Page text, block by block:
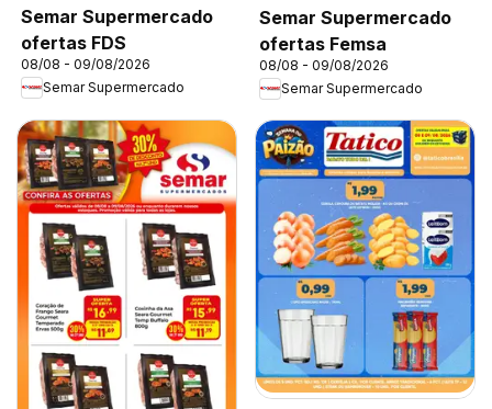
Semar Supermercado
ofertas FDS
08/08 - 09/08/2026
Semar Supermercado
Semar Supermercado
ofertas Femsa
08/08 - 09/08/2026
Semar Supermercado